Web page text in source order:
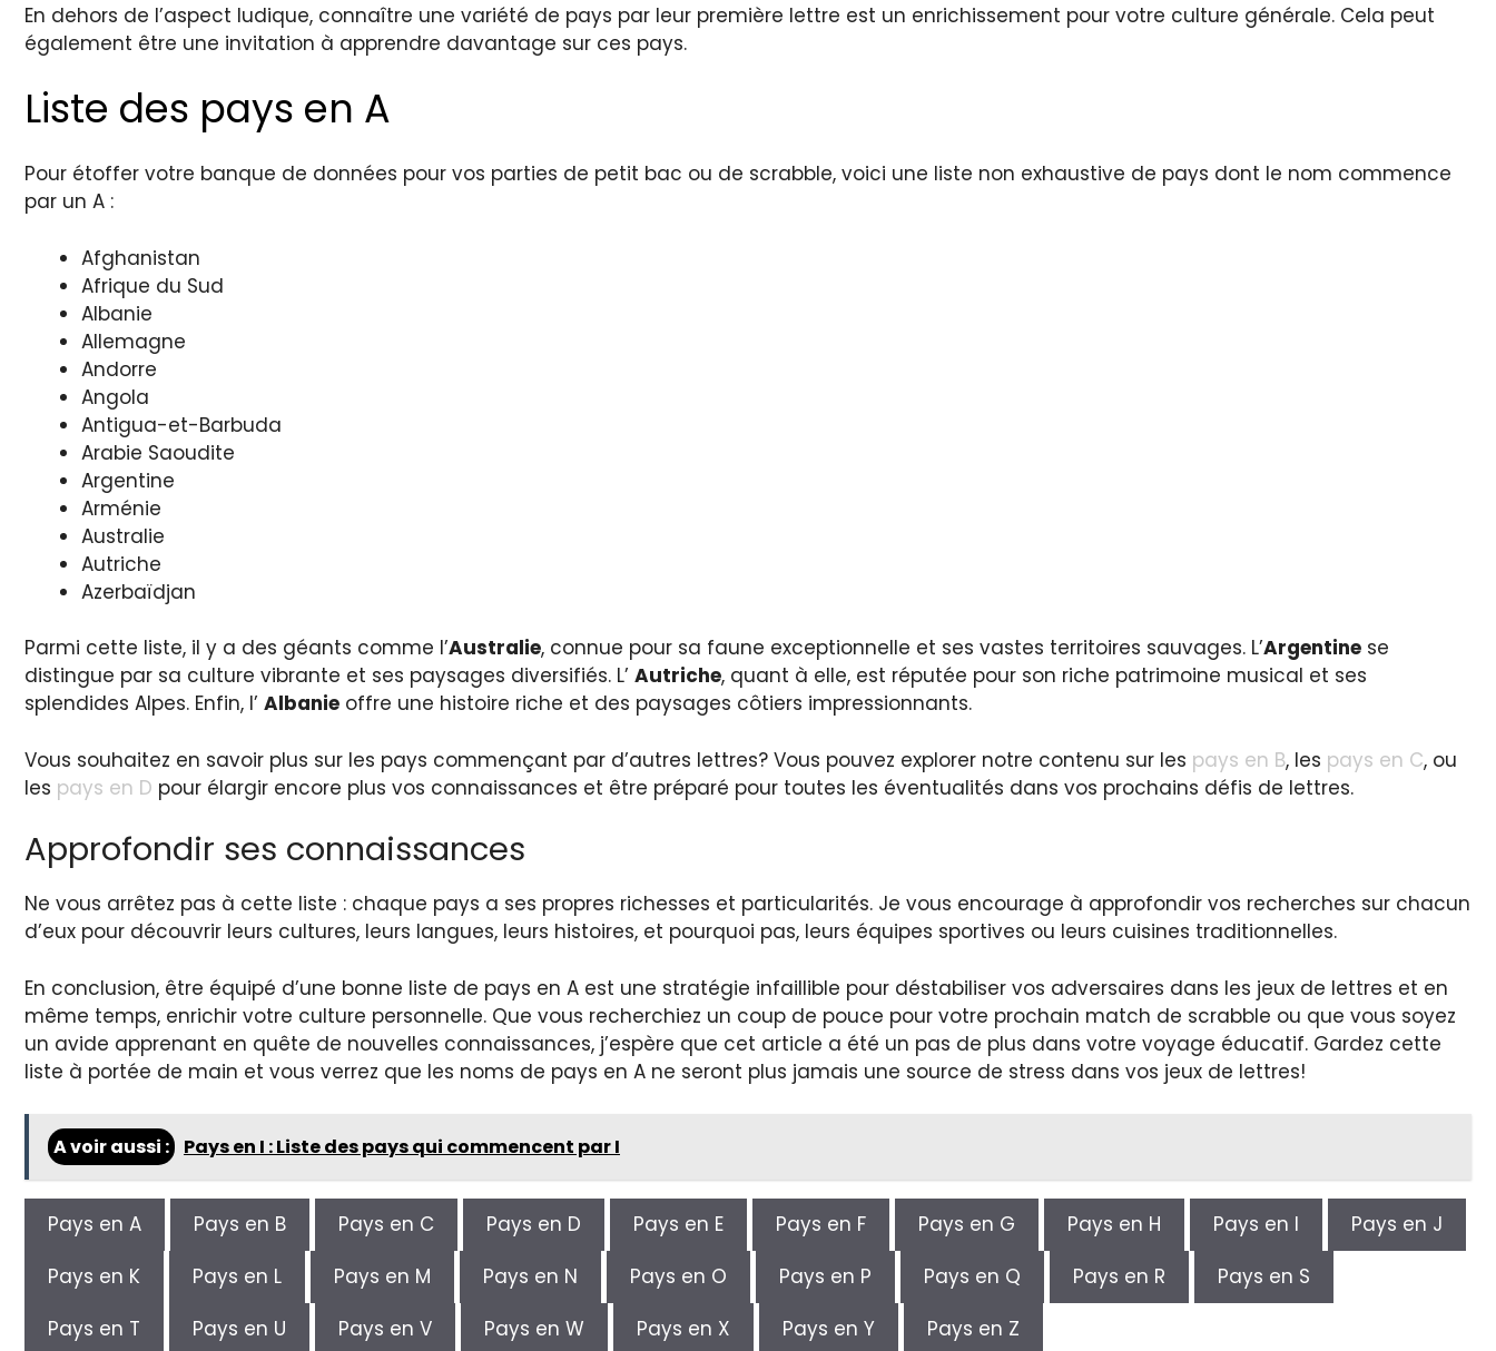
En dehors de l’aspect ludique, connaître une variété de pays par leur première lettre est un enrichissement pour votre culture générale. Cela peut
également être une invitation à apprendre davantage sur ces pays.
Liste des pays en A
Pour étoffer votre banque de données pour vos parties de petit bac ou de scrabble, voici une liste non exhaustive de pays dont le nom commence
par un A :
Afghanistan
Afrique du Sud
Albanie
Allemagne
Andorre
Angola
Antigua-et-Barbuda
Arabie Saoudite
Argentine
Arménie
Australie
Autriche
Azerbaïdjan
Parmi cette liste, il y a des géants comme l’Australie, connue pour sa faune exceptionnelle et ses vastes territoires sauvages. L’Argentine se
distingue par sa culture vibrante et ses paysages diversifiés. L’ Autriche, quant à elle, est réputée pour son riche patrimoine musical et ses
splendides Alpes. Enfin, l’ Albanie offre une histoire riche et des paysages côtiers impressionnants.
Vous souhaitez en savoir plus sur les pays commençant par d’autres lettres? Vous pouvez explorer notre contenu sur les pays en B, les pays en C, ou
les pays en D pour élargir encore plus vos connaissances et être préparé pour toutes les éventualités dans vos prochains défis de lettres.
Approfondir ses connaissances
Ne vous arrêtez pas à cette liste : chaque pays a ses propres richesses et particularités. Je vous encourage à approfondir vos recherches sur chacun
d’eux pour découvrir leurs cultures, leurs langues, leurs histoires, et pourquoi pas, leurs équipes sportives ou leurs cuisines traditionnelles.
En conclusion, être équipé d’une bonne liste de pays en A est une stratégie infaillible pour déstabiliser vos adversaires dans les jeux de lettres et en
même temps, enrichir votre culture personnelle. Que vous recherchiez un coup de pouce pour votre prochain match de scrabble ou que vous soyez
un avide apprenant en quête de nouvelles connaissances, j’espère que cet article a été un pas de plus dans votre voyage éducatif. Gardez cette
liste à portée de main et vous verrez que les noms de pays en A ne seront plus jamais une source de stress dans vos jeux de lettres!
A voir aussi : Pays en I : Liste des pays qui commencent par I
Pays en A Pays en B Pays en C Pays en D Pays en E Pays en F Pays en G Pays en H Pays en I
Pays en J
Pays en K
Pays en L Pays en M Pays en N Pays en O Pays en P Pays en Q Pays en R
Pays en S
Pays en T
Pays en U Pays en V Pays en W Pays en X Pays en Y Pays en Z